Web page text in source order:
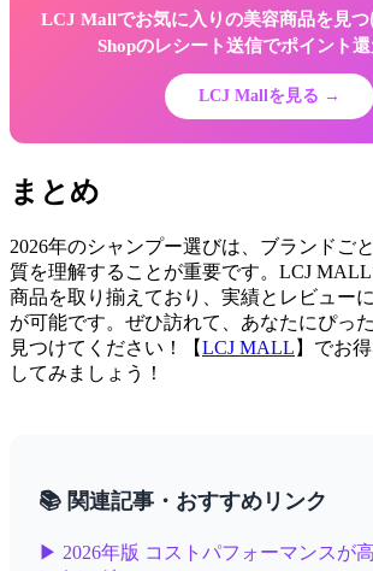
LCJ Mallでお気に入りの美容商品を見
Shopのレシート送信でポイント還
LCJ Mallを見る →
まとめ
2026年のシャンプー選びは、ブランドご
質を理解することが重要です。LCJ
商品を取り揃えており、実績とレビュー
が可能です。ぜひ訪れて、あなたにぴっ
見つけてください！【LCJ MALL 】でお
してみましょう！
📚 関連記事・おすすめリンク
▶ 2026年版 コストパフォーマンスが